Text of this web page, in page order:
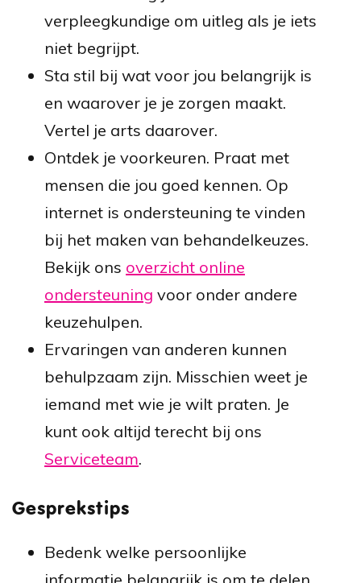
verpleegkundige om uitleg als je iets
niet begrijpt.
Sta stil bij wat voor jou belangrijk is
en waarover je je zorgen maakt.
Vertel je arts daarover.
Ontdek je voorkeuren. Praat met
mensen die jou goed kennen. Op
internet is ondersteuning te vinden
bij het maken van behandelkeuzes.
Bekijk ons overzicht online
ondersteuning voor onder andere
keuzehulpen.
Ervaringen van anderen kunnen
behulpzaam zijn. Misschien weet je
iemand met wie je wilt praten. Je
kunt ook altijd terecht bij ons
Serviceteam.
Gesprekstips
Bedenk welke persoonlijke
informatie belangrijk is om te delen